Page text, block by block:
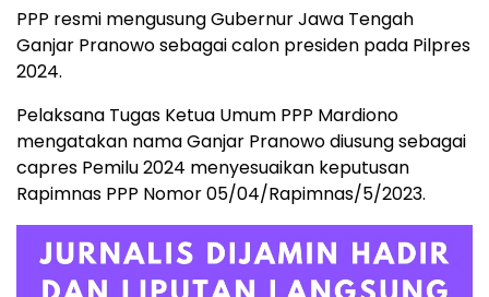
PPP resmi mengusung Gubernur Jawa Tengah
Ganjar Pranowo sebagai calon presiden pada Pilpres
2024.
Pelaksana Tugas Ketua Umum PPP Mardiono
mengatakan nama Ganjar Pranowo diusung sebagai
capres Pemilu 2024 menyesuaikan keputusan
Rapimnas PPP Nomor 05/04/Rapimnas/5/2023.